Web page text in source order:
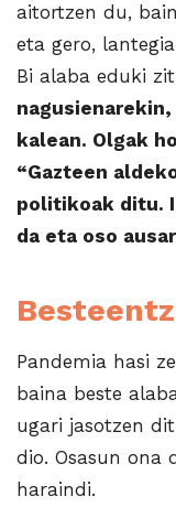
aitortzen du,
eta gero,
Bi alaba eduki
kalean. Olgak
“Gazteen
politikoak ditu.
da eta oso
Pandemia hasi
baina beste
ugari jasotzen
dio. Osasun ona
haraindi.